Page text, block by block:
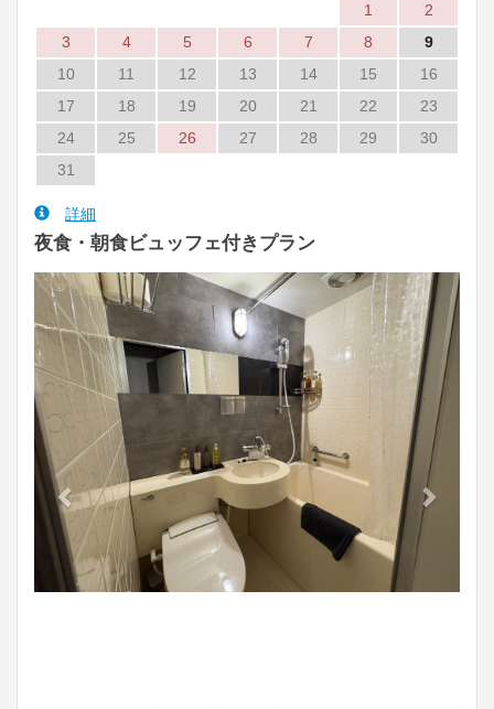
1
2
3
4 5 6 7 8
9
10
11 12 13 14 15
16
17
18 19 20 21 22
23
24
25 26 27 28 29
30
31
詳細
夜食・朝食ビュッフェ付きプラン
Previous Next